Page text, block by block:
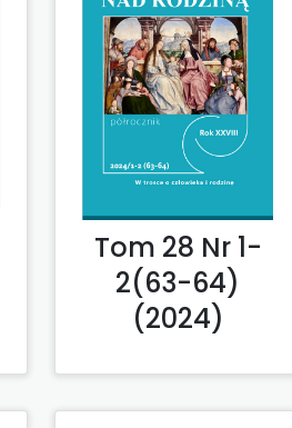
Tom 28 Nr 1-
2(63-64)
(2024)